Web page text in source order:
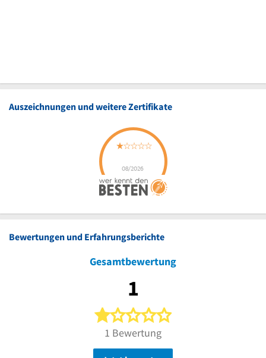
Auszeichnungen und weitere Zertifikate
Bewertungen und Erfahrungsberichte
Gesamtbewertung
1
1 von 5 Sternen
1 Bewertung